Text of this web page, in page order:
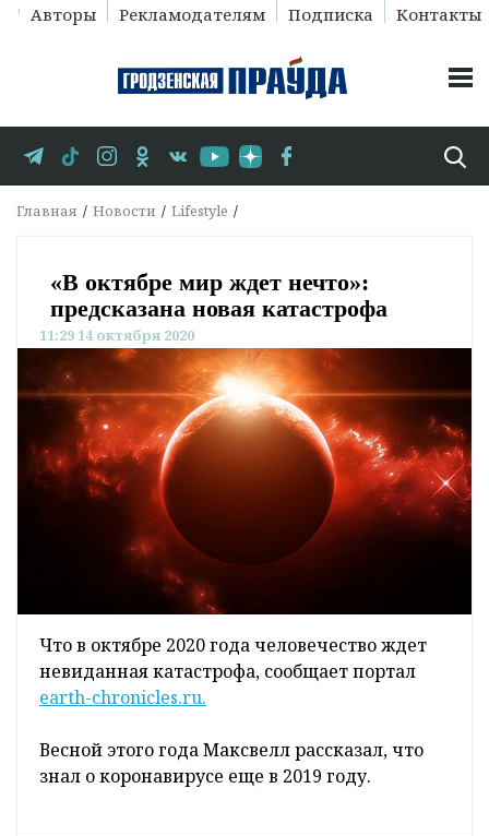
Авторы Рекламодателям Подписка Контакты
Главная Новости Lifestyle
«В октябре мир ждет нечто»:
предсказана новая катастрофа
11:29 14 октября 2020
Что в октябре 2020 года человечество ждет
невиданная катастрофа, сообщает портал
earth-chronicles.ru.
Весной этого года Максвелл рассказал, что
знал о коронавирусе еще в 2019 году.